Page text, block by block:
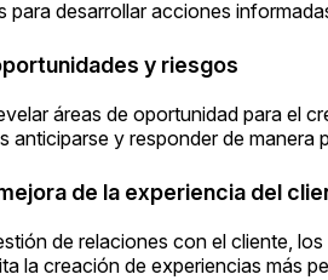
para desarrollar acciones
y riesgos
áreas de oportunidad para el
anticiparse y responder de
de la experiencia del
de relaciones con el cliente, los
la creación de experiencias más